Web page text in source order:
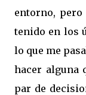
entorno,
tenido en los
lo que me
hacer alguna
par de